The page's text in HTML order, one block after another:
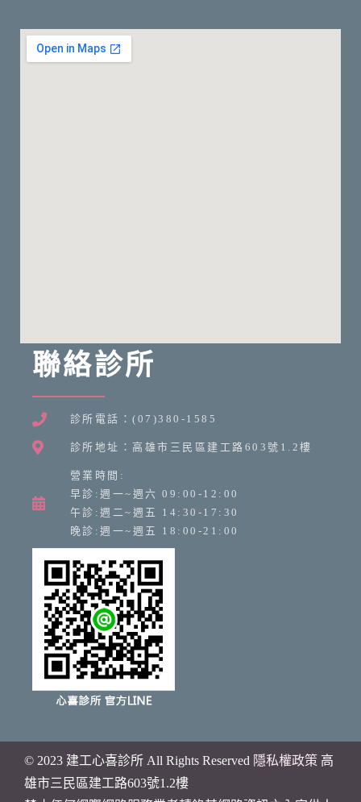
聯絡診所
診所電話：(07)380-1585
診所地址：高雄市三民區建工路603號1.2樓
營業時間:
早診:週一~週六 09:00-12:00
午診:週二~週五 14:30-17:30
晚診:週一~週五 18:00-21:00
© 2023 建工心喜診所 All Rights Reserved 隱私權政策 高
雄市三民區建工路603號1.2樓